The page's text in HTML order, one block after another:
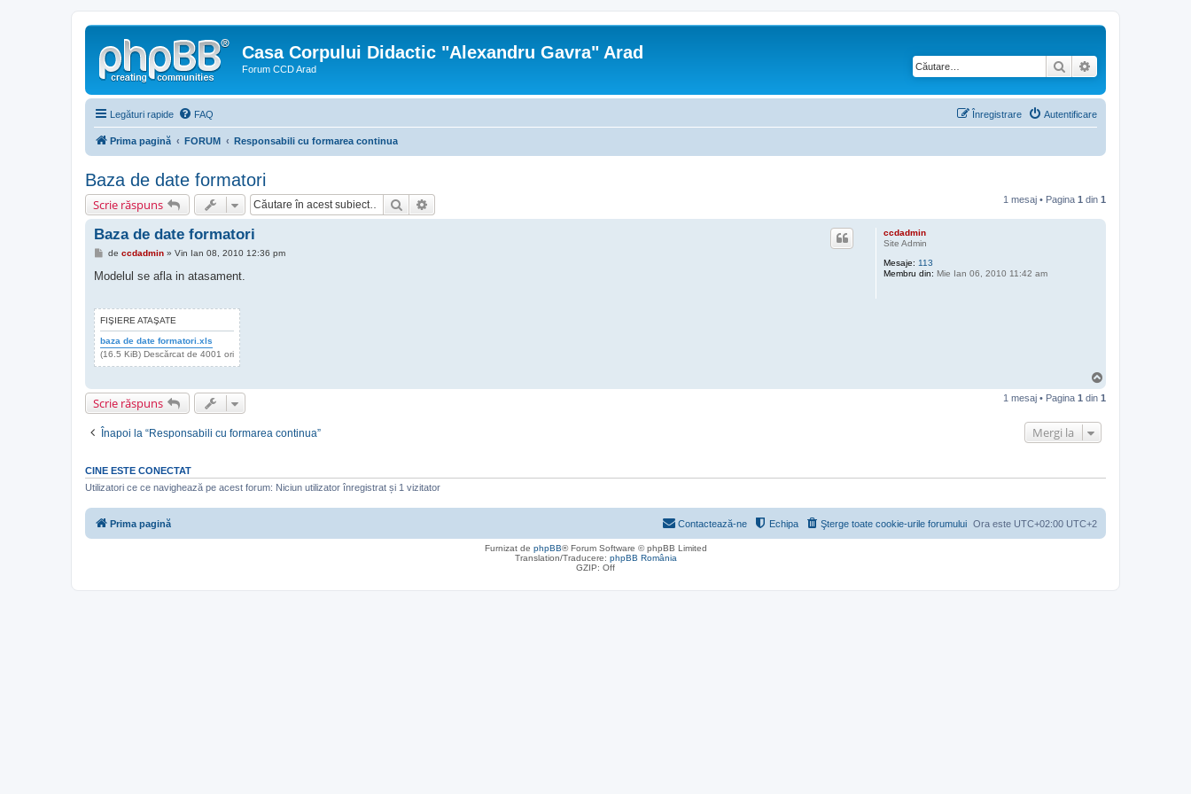
Casa Corpului Didactic "Alexandru Gavra" Arad
Forum CCD Arad Căutare
Legături rapide FAQ Autentificare
Înregistrare
Prima pagină FORUM Responsabili cu formarea continua
Baza de date formatori
Scrie răspuns Căutare 1 mesaj • Pagina 1 din 1
ccdadmin
Site Admin
Mesaje: 113
Membru din: Mie Ian 06, 2010 11:42 am
Baza de date formatori
M
s
de ccdadmin» Vin Ian 08, 2010 12:36 pm
Modelul se afla in atasament.
FIŞIERE ATAŞATE
baza de date formatori.xls
(16.5 KiB) Descărcat de 4001 ori
s
Scrie răspuns 1 mesaj • Pagina 1 din 1
Înapoi la “Responsabili cu formarea continua” Mergi la
CINE ESTE CONECTAT
Utilizatori ce ce navighează pe acest forum: Niciun utilizator înregistrat și 1 vizitator
Prima pagină Ora este UTC+02:00 UTC+2
Şterge toate cookie-urile forumului
Echipa
Contactează-ne
Furnizat de phpBB® Forum Software © phpBB Limited
Translation/Traducere: phpBB România
GZIP: Off